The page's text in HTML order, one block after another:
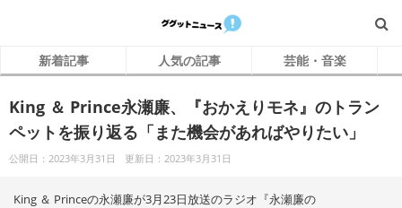
新着記事 人気の記事 芸能・音楽
King ＆ Prince永瀬廉、『おかえりモネ』のトラン
ペットを振り返る「また機会があればやりたい」
公開日：2023年3月31日 更新日：2023年3月31日
King ＆ Princeの永瀬廉が3月23日放送のラジオ『永瀬廉の